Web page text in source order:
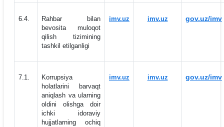
6.4.
Rahbar bilan
bevosita muloqot
qilish tizimining
tashkil etilganligi
imv.uz imv.uz gov.uz/imv
7.1.
Korrupsiya
holatlarini barvaqt
aniqlash va ularning
oldini olishga doir
ichki idoraviy
hujjatlarning ochiq
imv.uz imv.uz gov.uz/imv